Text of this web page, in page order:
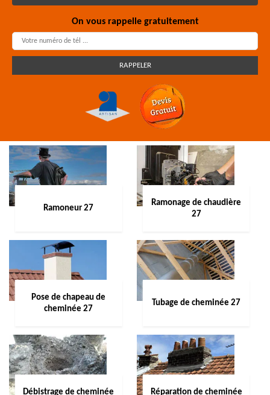
On vous rappelle gratuitement
Ramoneur 27
Ramonage de chaudière
27
Pose de chapeau de
cheminée 27
Tubage de cheminée 27
Débistrage de cheminée
Réparation de cheminée